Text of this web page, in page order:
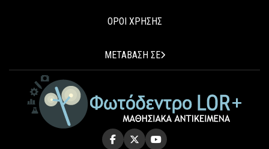
ΟΡΟΙ ΧΡΗΣΗΣ
ΜΕΤΑΒΑΣΗ ΣΕ